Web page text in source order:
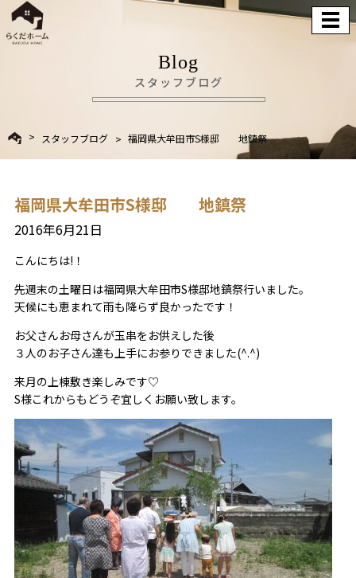
Blog
スタッフブログ
スタッフブログ 福岡県大牟田市S様邸 地鎮祭
福岡県大牟田市S様邸 地鎮祭
2016年6月21日
こんにちは!！
先週末の土曜日は福岡県大牟田市S様邸地鎮祭行いました。
天候にも恵まれて雨も降らず良かったです！
お父さんお母さんが玉串をお供えした後
３人のお子さん達も上手にお参りできました(^.^)
来月の上棟敷き楽しみです♡
S様これからもどうぞ宜しくお願い致します。